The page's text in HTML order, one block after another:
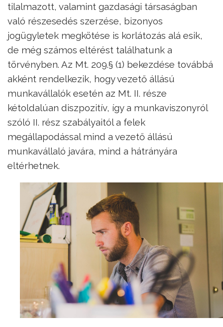
tilalmazott, valamint gazdasági társaságban
való részesedés szerzése, bizonyos
jogügyletek megkötése is korlátozás alá esik,
de még számos eltérést találhatunk a
törvényben. Az Mt. 209.§ (1) bekezdése továbbá
akként rendelkezik, hogy vezető állású
munkavállalók esetén az Mt. II. része
kétoldalúan diszpozitív, így a munkaviszonyról
szóló II. rész szabályaitól a felek
megállapodással mind a vezető állású
munkavállaló javára, mind a hátrányára
eltérhetnek.